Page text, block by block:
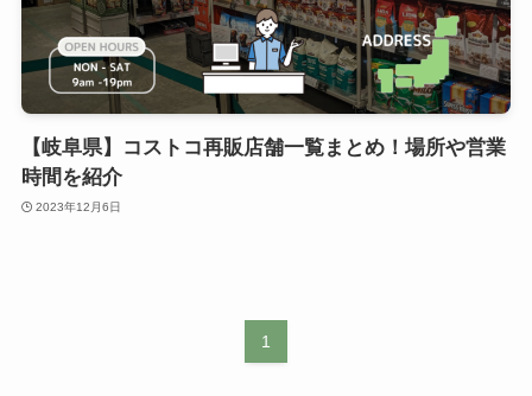
【岐阜県】コストコ再販店舗一覧まとめ！場所や営業
時間を紹介
2023年12月6日
1